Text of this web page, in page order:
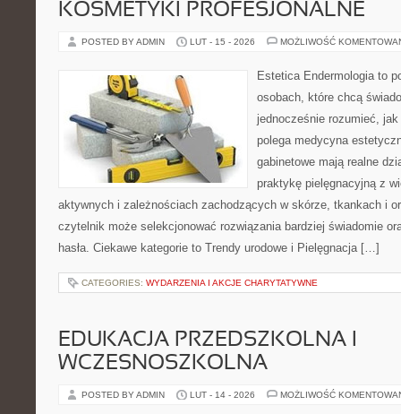
KOSMETYKI PROFESJONALNE
POSTED BY ADMIN LUT - 15 - 2026 MOŻLIWOŚĆ
Estetica Endermologia to
osobach, które chcą
jednocześnie rozumieć,
polega medycyna
gabinetowe mają realne
praktykę pielęgnacyjną z
aktywnych i zależnościach zachodzących w skórze, tkankach i
czytelnik może selekcjonować rozwiązania bardziej świadomie
hasła. Ciekawe kategorie to Trendy urodowe i Pielęgnacja […]
CATEGORIES: WYDARZENIA I AKCJE CHARYTATYWNE
EDUKACJA PRZEDSZKOLNA I
WCZESNOSZKOLNA
POSTED BY ADMIN LUT - 14 - 2026 MOŻLIWOŚĆ